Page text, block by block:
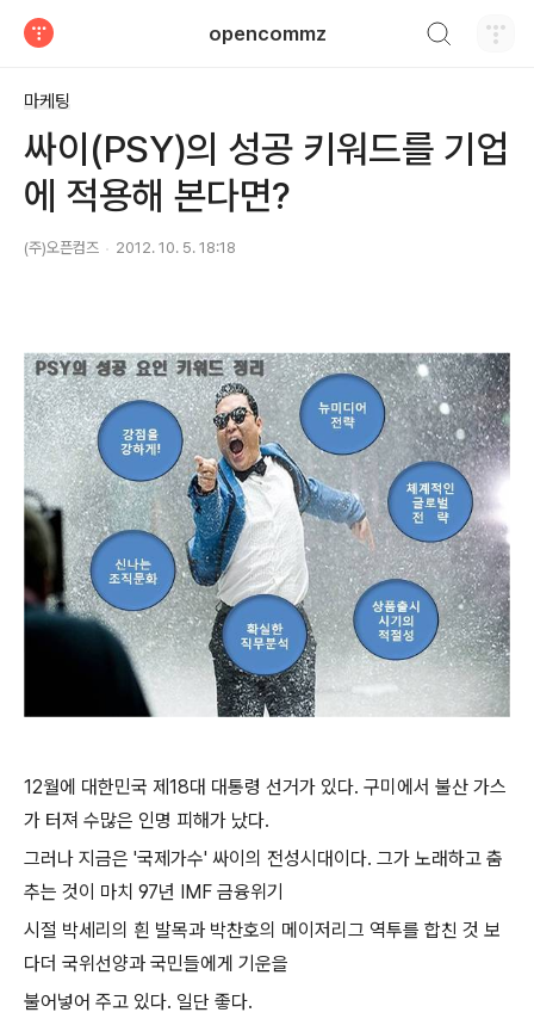
opencommz
마케팅
싸이(PSY)의 성공 키워드를 기업
에 적용해 본다면?
(주)오픈컴즈 2012. 10. 5. 18:18
12월에 대한민국 제18대 대통령 선거가 있다. 구미에서 불산 가스
가 터져 수많은 인명 피해가 났다.
그러나 지금은 '국제가수' 싸이의 전성시대이다. 그가 노래하고 춤
추는 것이 마치 97년 IMF 금융위기
시절 박세리의 흰 발목과 박찬호의 메이저리그 역투를 합친 것 보
다더 국위선양과 국민들에게 기운을
불어넣어 주고 있다. 일단 좋다.